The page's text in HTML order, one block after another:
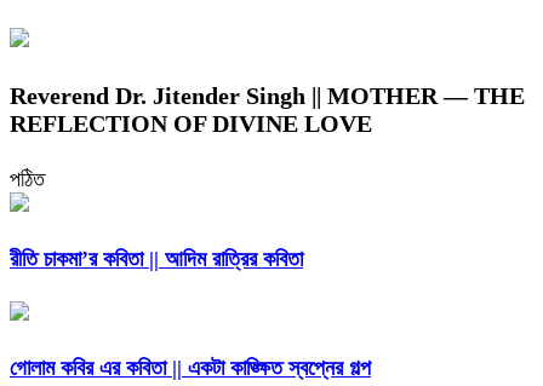
Reverend Dr. Jitender Singh || MOTHER — THE
REFLECTION OF DIVINE LOVE
পঠিত
রীতি চাকমা’র কবিতা || আদিম রাত্রির কবিতা
গোলাম কবির এর কবিতা || একটা কাঙ্ক্ষিত স্বপ্নের গল্প